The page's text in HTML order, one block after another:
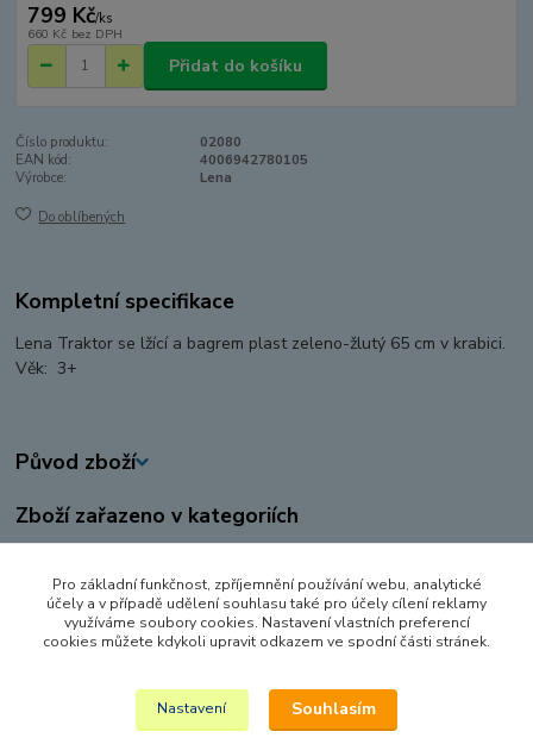
799 Kč/ks
660 Kč bez DPH
Přidat do košíku
Číslo produktu:
02080
EAN kód:
4006942780105
Výrobce:
Lena
Do oblíbených
Kompletní specifikace
Lena Traktor se lžící a bagrem plast zeleno-žlutý 65 cm v krabici.
Věk: 3+
Původ zboží
Zboží zařazeno v kategoriích
HRAČKY NA VEN A SPORT
ZEMĚDĚLSKÉ STROJE
Pro základní funkčnost, zpříjemnění používání webu, analytické
účely a v případě udělení souhlasu také pro účely cílení reklamy
využíváme soubory cookies. Nastavení vlastních preferencí
cookies můžete kdykoli upravit odkazem ve spodní části stránek.
Nastavení Souhlasím